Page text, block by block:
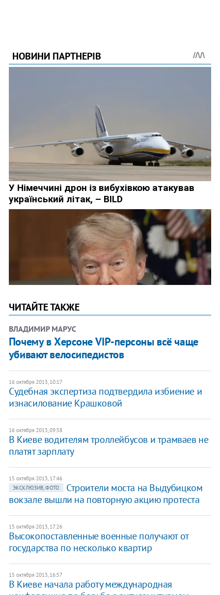
ЧИТАЙТЕ ТАКЖЕ
ВЛАДИМИР МАРУС
Почему в Херсоне VIP-персоны всё чаще
убивают велосипедистов
16 октября 2013, 10:17
Судебная экспертиза подтвердила избиение и
изнасилование Крашковой
16 октября 2013, 09:58
В Киеве водителям троллейбусов и трамваев не
платят зарплату
15 октября 2013, 17:46
ЭКСКЛЮЗИВ, ФОТО
Строители моста на Выдубицком
вокзале вышли на повторную акцию протеста
15 октября 2013, 17:26
Высокопоставленные военные получают от
государства по несколько квартир
15 октября 2013, 16:57
В Киеве начала работу международная